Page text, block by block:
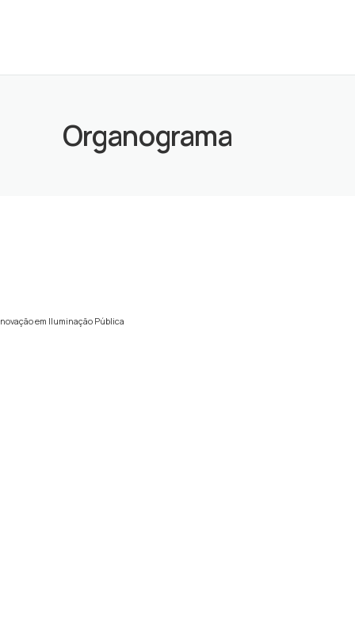
Organograma
em Iluminação Pública